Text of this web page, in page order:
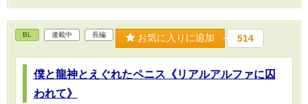
BL 連載中 長編 お気に入りに追加 514
僕と龍神とえぐれたペニス《リアルアルファに囚
われて》